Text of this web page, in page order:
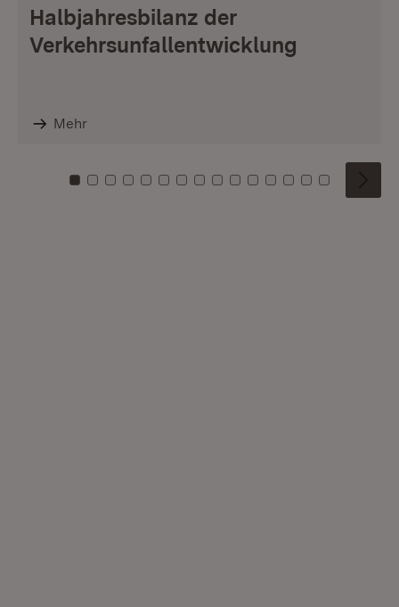
Halbjahresbilanz der
Verkehrsunfallentwicklung
Mehr
Zu Kachel: 0
Zu Kachel: 1
Zu Kachel: 2
Zu Kachel: 3
Zu Kachel: 4
Zu Kachel: 5
Zu Kachel: 6
Zu Kachel: 7
Zu Kachel: 8
Zu Kachel: 9
Zu Kachel: 10
Zu Kachel: 11
Zu Kachel: 12
Zu Kachel:
Zu